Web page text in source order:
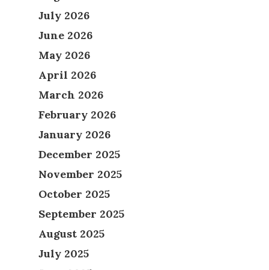
July 2026
June 2026
May 2026
April 2026
March 2026
February 2026
January 2026
December 2025
November 2025
October 2025
September 2025
August 2025
July 2025